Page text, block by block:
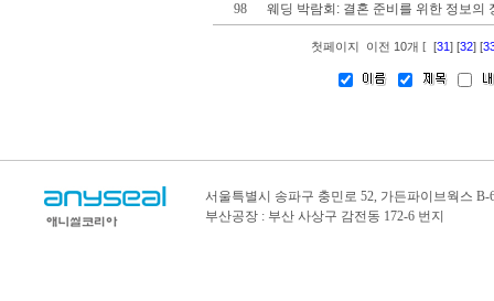
98
웨딩 박람회: 결혼 준비를 위한 정보의
첫페이지 이전 10개 [ [31] [32] [
서울특별시 송파구 충민로 52, 가든파이브웍스 B-
부산공장 : 부산 사상구 감전동 172-6 번지